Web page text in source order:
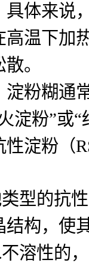
体来说
高温下加
。
淀粉糊通
淀粉”或
淀粉（
类型的抗
构，使
不溶性的